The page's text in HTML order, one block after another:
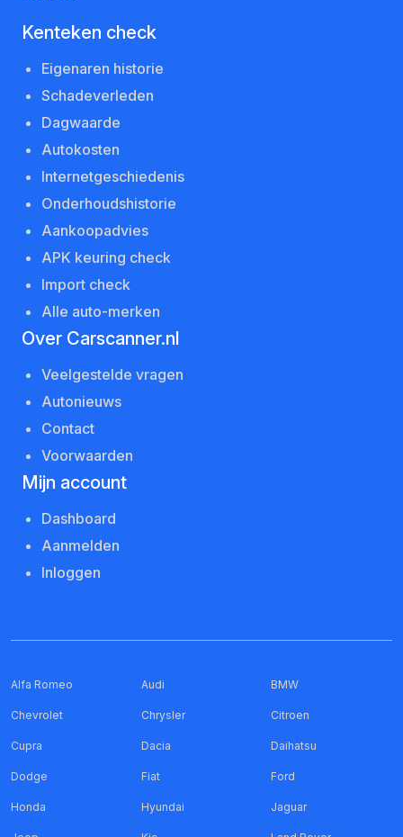
Kenteken check
Eigenaren historie
Schadeverleden
Dagwaarde
Autokosten
Internetgeschiedenis
Onderhoudshistorie
Aankoopadvies
APK keuring check
Import check
Alle auto-merken
Over Carscanner.nl
Veelgestelde vragen
Autonieuws
Contact
Voorwaarden
Mijn account
Dashboard
Aanmelden
Inloggen
Alfa Romeo Audi BMW
Chevrolet Chrysler Citroen
Cupra Dacia Daihatsu
Dodge Fiat Ford
Honda Hyundai Jaguar